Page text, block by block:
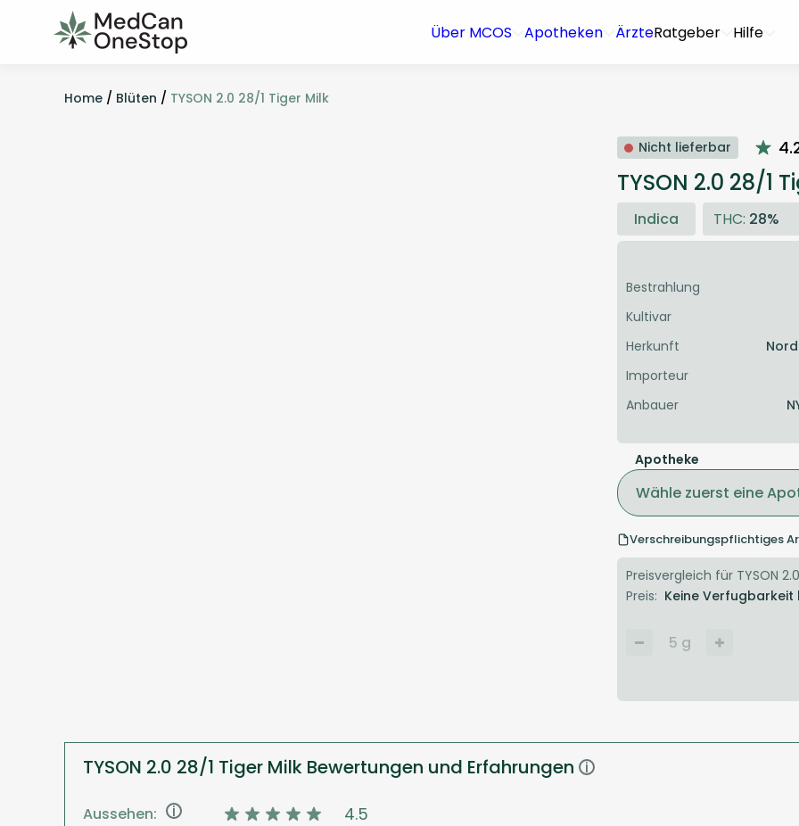
Über MCOS Apotheken ÄrzteRatgeber Hilfe
Home / Blüten / TYSON 2.0 28/1 Tiger Milk
Nicht lieferbar
TYSON 2.0 28/1
Indica THC: 28%
Bestrahlung
Kultivar
Herkunft
Importeur
Anbauer
Apotheke
Wähle zuerst eine
Verschreibungspflichtiges
Preisvergleich für TYSON
Preis: Keine
5 g
TYSON 2.0 28/1 Tiger Milk Bewertungen und Erfahrungen i
Aussehen: i 4.5